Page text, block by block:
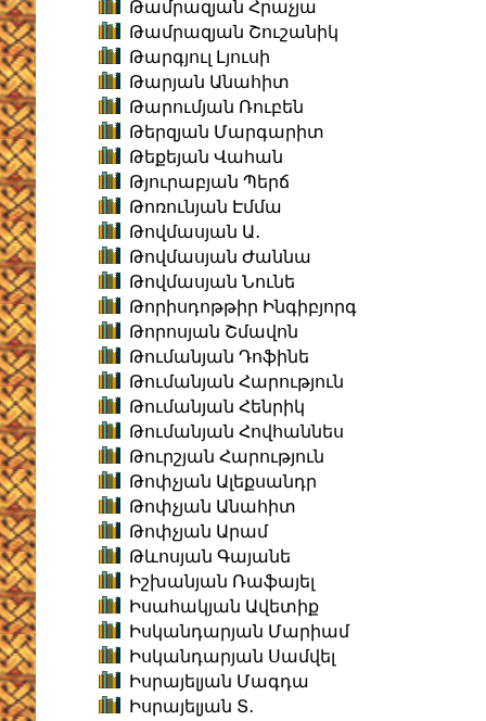
Թամրազյան Հրաչյա
Թամրազյան Շուշանիկ
Թարգյուլ Լյուսի
Թարյան Անահիտ
Թարումյան Ռուբեն
Թերզյան Մարգարիտ
Թեքեյան Վահան
Թյուրաբյան Պերճ
Թոռունյան Էմմա
Թովմասյան Ա․
Թովմասյան Ժաննա
Թովմասյան Նունե
Թորիսդոթթիր Ինգիբյորգ
Թորոսյան Շմավոն
Թումանյան Դոֆինե
Թումանյան Հարություն
Թումանյան Հենրիկ
Թումանյան Հովհաննես
Թուրշյան Հարություն
Թոփչյան Ալեքսանդր
Թոփչյան Անահիտ
Թոփչյան Արամ
Թևոսյան Գայանե
Իշխանյան Ռաֆայել
Իսահակյան Ավետիք
Իսկանդարյան Մարիամ
Իսկանդարյան Սամվել
Իսրայելյան Մագդա
Իսրայելյան Տ․